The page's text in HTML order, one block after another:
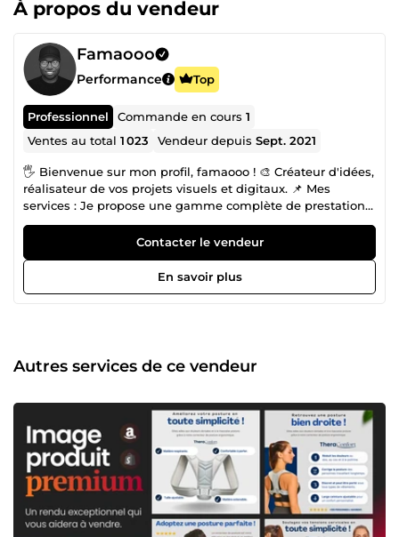
À propos du vendeur
Famaooo
Performance Top
Professionnel Commande en cours1
Ventes au total1 023 Vendeur depuisSept. 2021
🖐 Bienvenue sur mon profil, famaooo ! 🎨 Créateur d'idées,
réalisateur de vos projets visuels et digitaux. 📌 Mes
services : Je propose une gamme complète de prestations
pour donner vie à vos projets : 🎞️ Montage photo et vidéo :
Transformez vos souvenirs ou vos contenus en œuvres
mémorables. 💻 Création de sites internet : Sites vitrines, e-
commerce ou plateformes sur mesure, je conçois des sites
esthétiques et performants. 🔗 Conception de tunnels de
professionnalisme, avec une priorité absolue : respecter
vos attentes et délais. 💡 Créativité et passion Ma passion
constamment les tendances pour vous offrir des
réalisations modernes et percutantes. 💬 Écoute et
communication Je suis à vos côtés à chaque étape : de la
définition de vos besoins jusqu’à la finalisation. Mon
objectif est de vous offrir une expérience claire,
transparente et collaborative. 🛠️ Outils performants Grâce à
des logiciels tels qu’Adobe Photoshop, Premiere Pro et
WordPress, je vous garantis des rendus professionnels
Contacter le vendeur
En savoir plus
Autres services de ce vendeur